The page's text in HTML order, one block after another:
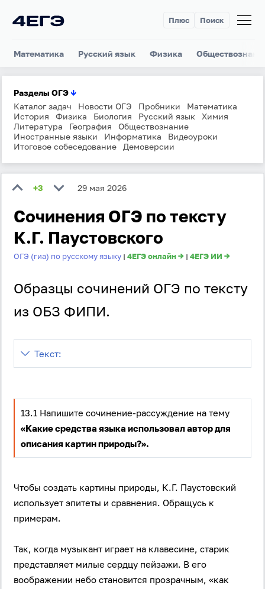
Плюс Поиск
Математика Русский язык Физика
Разделы ОГЭ ↓
Каталог задач
Новости ОГЭ Пробники
Математика
История
Физика Биология Русский язык
Химия
Литература
География
Обществознание
Иностранные языки
Информатика
Видеоуроки
Итоговое собеседование
Демоверсии
+3 29 мая 2026
Сочинения ОГЭ по тексту
К.Г. Паустовского
ОГЭ (гиа) по русскому языку | 4ЕГЭ онлайн → | 4ЕГЭ ИИ →
Образцы сочинений ОГЭ по тексту
из ОБЗ ФИПИ.
Текст:
13.1 Напишите сочинение-рассуждение на тему
«Какие средства языка использовал автор для
описания картин природы?».
Чтобы создать картины природы, К.Г. Паустовский
использует эпитеты и сравнения. Обращусь к
примерам.
Так, когда музыкант играет на клавесине, старик
представляет милые сердцу пейзажи. В его
воображении небо становится прозрачным, «как